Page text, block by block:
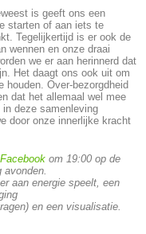
is geeft ons een
starten of aan iets te
Tegelijkertijd is er ook de
wennen en onze draai
we er aan herinnerd dat
Het daagt ons ook uit om
houden. Over-bezorgdheid
dat het allemaal wel mee
deze samenleving
door onze innerlijke kracht
om 19:00 op de
avonden.
aan energie speelt, een
en een visualisatie.